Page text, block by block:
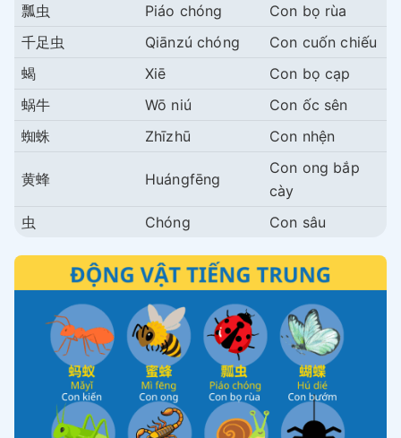
瓢虫
Piáo chóng
Con bọ rùa
千足虫
Qiānzú chóng
Con cuốn chiếu
蝎
Xiē
Con bọ cạp
蜗牛
Wō niú
Con ốc sên
蜘蛛
Zhīzhū Con nhện
黄蜂 Huángfēng
Con ong bắp
cày
虫
Chóng Con sâu